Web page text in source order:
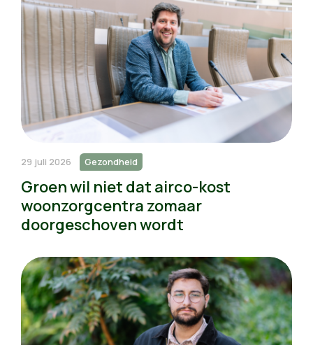
29 juli 2026 Gezondheid
Groen wil niet dat airco-kost
woonzorgcentra zomaar
doorgeschoven wordt